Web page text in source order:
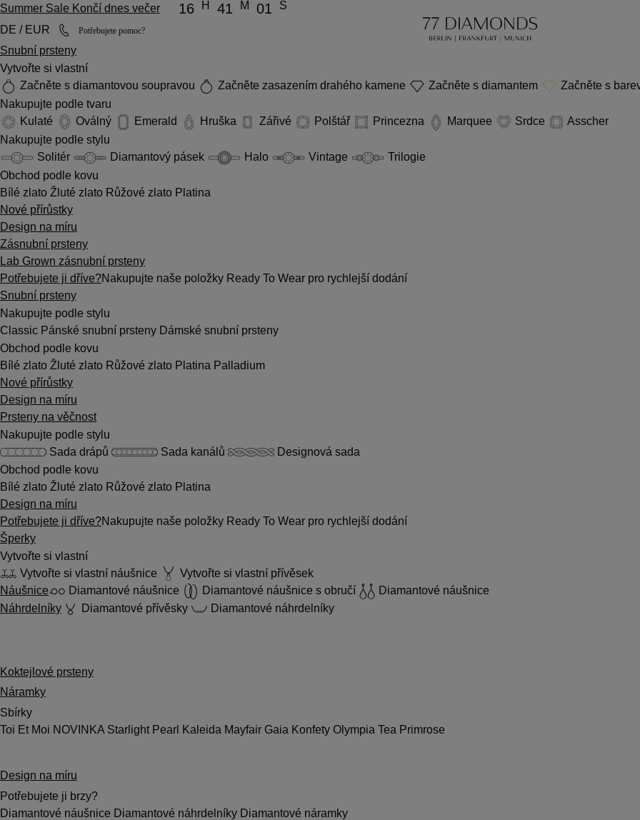
Summer Sale Končí dnes večer 16 H 41 M 01
S
DE / EUR
Potřebujete pomoc?
Snubní prsteny
Vytvořte si vlastní
Začněte s diamantovou soupravou
Začněte zasazením drahého kamene Začněte s diamantem
Začněte s
Nakupujte podle tvaru
Kulaté
Oválný Emerald Hruška Zářivé Polštář Princezna Marquee Srdce
Asscher
Nakupujte podle stylu
Solitér
Diamantový pásek Halo Vintage
Trilogie
Obchod podle kovu
Bílé zlato Žluté zlato Růžové zlato Platina
Nové přírůstky
Design na míru
Zásnubní prsteny
Lab Grown zásnubní prsteny
Potřebujete ji dříve?Nakupujte naše položky Ready To Wear pro rychlejší dodání
Snubní prsteny
Nakupujte podle stylu
Classic Pánské snubní prsteny Dámské snubní prsteny
Obchod podle kovu
Bílé zlato Žluté zlato Růžové zlato Platina Palladium
Nové přírůstky
Design na míru
Prsteny na věčnost
Nakupujte podle stylu
Sada drápů
Sada kanálů
Designová sada
Obchod podle kovu
Bílé zlato Žluté zlato Růžové zlato Platina
Design na míru
Potřebujete ji dříve?Nakupujte naše položky Ready To Wear pro rychlejší dodání
Šperky
Vytvořte si vlastní
Vytvořte si vlastní náušnice
Vytvořte si vlastní přívěsek
Náušnice
Diamantové náušnice Diamantové náušnice s obručí
Diamantové náušnice
Náhrdelníky
Diamantové přívěsky Diamantové náhrdelníky
Koktejlové prsteny
Náramky
Sbírky
Toi Et Moi NOVINKA Starlight Pearl Kaleida Mayfair Gaia Konfety Olympia Tea Primrose
Design na míru
Potřebujete ji brzy?
Diamantové náušnice Diamantové náhrdelníky Diamantové náramky